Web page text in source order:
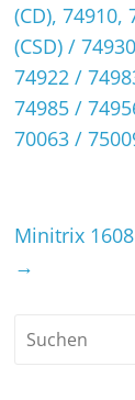
(CD), 74910,
(CSD) /
74922 /
74985 /
70063 /
Minitrix
→